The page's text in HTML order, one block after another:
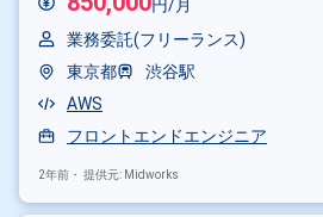
円/月
業務委託(フリーランス)
東京都
渋谷駅
AWS
フロントエンドエンジニア
2年前・ 提供元: Midworks